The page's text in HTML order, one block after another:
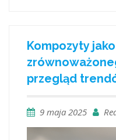
Kompozyty
przegląd
9 maja 2025